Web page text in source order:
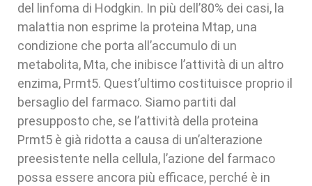
del linfoma di Hodgkin. In più dell’80% dei casi, la
malattia non esprime la proteina Mtap, una
condizione che porta all’accumulo di un
metabolita, Mta, che inibisce l’attività di un altro
enzima, Prmt5. Quest’ultimo costituisce proprio il
bersaglio del farmaco. Siamo partiti dal
presupposto che, se l’attività della proteina
Prmt5 è già ridotta a causa di un’alterazione
preesistente nella cellula, l’azione del farmaco
possa essere ancora più efficace, perché è in